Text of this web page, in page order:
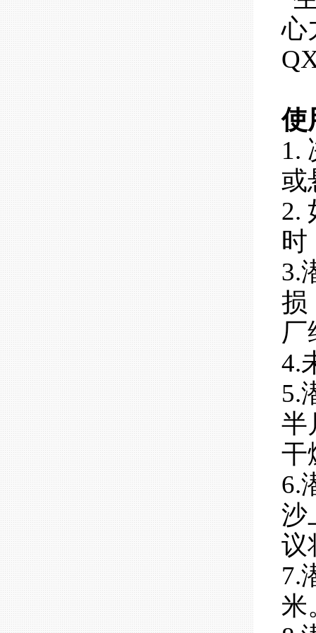
使
1.
或
2.
时
3.
损
厂
4.
5.
半
干
6.
沙
议
7.
米